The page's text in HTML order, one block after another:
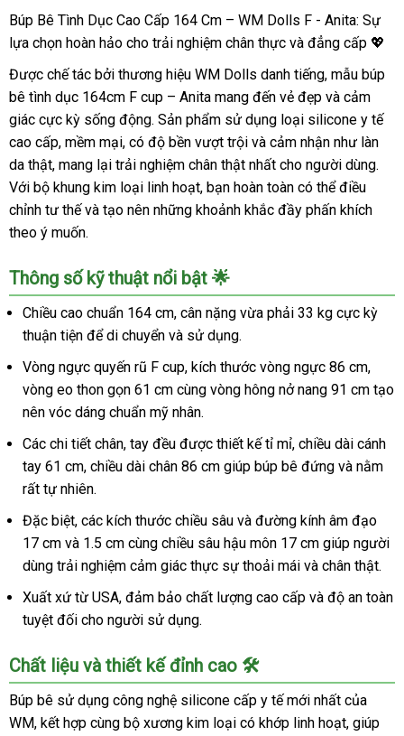
Búp Bê Tình Dục Cao Cấp 164 Cm – WM Dolls F - Anita: Sự
lựa chọn hoàn hảo cho trải nghiệm chân thực và đẳng cấp 💖
Được chế tác bởi thương hiệu WM Dolls danh tiếng, mẫu búp
bê tình dục 164cm F cup – Anita mang đến vẻ đẹp và cảm
giác cực kỳ sống động. Sản phẩm sử dụng loại silicone y tế
cao cấp, mềm mại, có độ bền vượt trội và cảm nhận như làn
da thật, mang lại trải nghiệm chân thật nhất cho người dùng.
Với bộ khung kim loại linh hoạt, bạn hoàn toàn có thể điều
chỉnh tư thế và tạo nên những khoảnh khắc đầy phấn khích
theo ý muốn.
Thông số kỹ thuật nổi bật 🌟
Chiều cao chuẩn 164 cm, cân nặng vừa phải 33 kg cực kỳ
thuận tiện để di chuyển và sử dụng.
Vòng ngực quyến rũ F cup, kích thước vòng ngực 86 cm,
vòng eo thon gọn 61 cm cùng vòng hông nở nang 91 cm tạo
nên vóc dáng chuẩn mỹ nhân.
Các chi tiết chân, tay đều được thiết kế tỉ mỉ, chiều dài cánh
tay 61 cm, chiều dài chân 86 cm giúp búp bê đứng và nằm
rất tự nhiên.
Đặc biệt, các kích thước chiều sâu và đường kính âm đạo
17 cm và 1.5 cm cùng chiều sâu hậu môn 17 cm giúp người
dùng trải nghiệm cảm giác thực sự thoải mái và chân thật.
Xuất xứ từ USA, đảm bảo chất lượng cao cấp và độ an toàn
tuyệt đối cho người sử dụng.
Chất liệu và thiết kế đỉnh cao 🛠️
Búp bê sử dụng công nghệ silicone cấp y tế mới nhất của
WM, kết hợp cùng bộ xương kim loại có khớp linh hoạt, giúp